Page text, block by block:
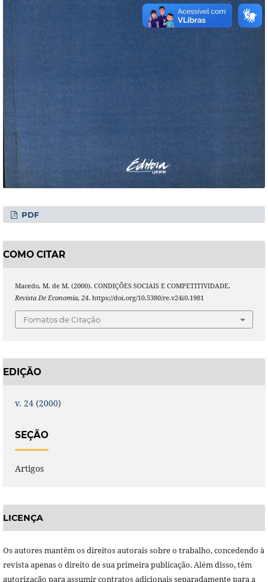
PDF
COMO CITAR
Macedo, M. de M. (2000). CONDIÇÕES SOCIAIS E COMPETITIVIDADE.
Revista De Economia, 24. https://doi.org/10.5380/re.v24i0.1981
Fomatos de Citação
EDIÇÃO
v. 24 (2000)
SEÇÃO
Artigos
LICENÇA
Os autores mantêm os direitos autorais sobre o trabalho, concedendo à
revista apenas o direito de sua primeira publicação. Além disso, têm
autorização para assumir contratos adicionais separadamente para a